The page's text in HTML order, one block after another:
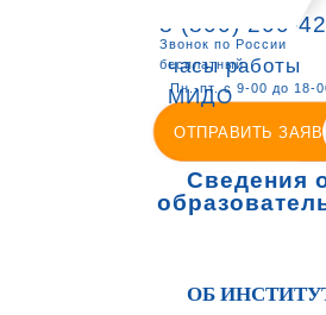
8 (800) 200-
Звонок по России
бесплатный
ОТПРАВИТЬ
часы работы
МИДО
Пн.-пт. с 9-00 до 18-
Сведения
ОБ